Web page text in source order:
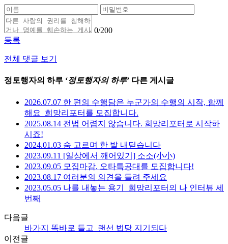
0/200
등록
전체 댓글 보기
정토행자의 하루 ‘정토행자의 하루’ 다른 게시글
2026.07.07 한 편의 수행담은 누군가의 수행의 시작, 함께
해요_희망리포터를 모집합니다.
2025.08.14 전법 어렵지 않습니다. 희망리포터로 시작하
시죠!
2024.01.03 숨 고르며 한 발 내딛습니다
2023.09.11 [일상에서 깨어있기] 소소(小小)
2023.09.05 모집마감. 오타특공대를 모집합니다!
2023.08.17 여러분의 의견을 들려 주세요
2023.05.05 나를 내놓는 용기_희망리포터의 나 인터뷰 세
번째
다음글
바가지 똑바로 들고_랜선 법당 지기되다
이전글